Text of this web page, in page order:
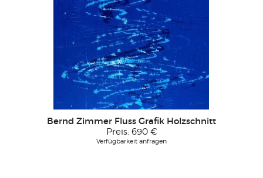
Bernd Zimmer Fluss Grafik Holzschnitt
Preis: 690 €
Verfügbarkeit anfragen